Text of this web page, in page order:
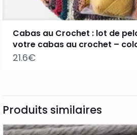
Cabas au Crochet : lot de
votre cabas au crochet –
21.6
Produits similaires